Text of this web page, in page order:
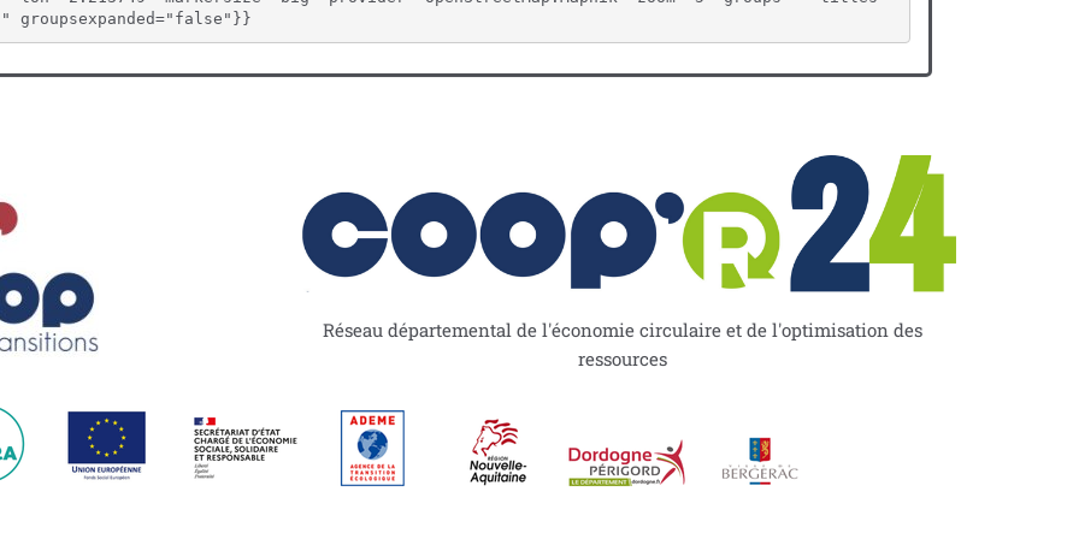
groupsexpanded="false"}}
Réseau départemental de l'économie circulaire et de l'optimisation des
ressources